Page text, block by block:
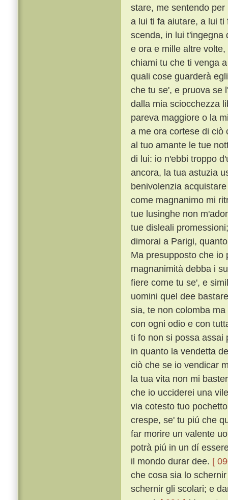
stare, me sentendo
a lui ti fa aiutare, a lui
scenda, in lui t'ingegna
e ora e mille altre
chiami tu che ti venga
quali cose guarderà
che tu se', e pruova se
dalla mia sciocchezza
pareva maggiore o la
a me ora cortese di ciò
al tuo amante le tue
di lui: io n'ebbi troppo
ancora, la tua astuzia
benivolenzia
come magnanimo mi
tue lusinghe non
tue disleali
dimorai a Parigi,
Ma presupposto che io
magnanimità debba i
fiere come tu se', e
uomini quel dee
sia, te non colomba
con ogni odio e con
ti fo non si possa assai
in quanto la vendetta
ciò che se io vendicar
la tua vita non mi
che io ucciderei una
via cotesto tuo
crespe, se' tu piú che
far morire un valente
potrà piú in un dí
il mondo durar dee. [
che cosa sia lo
schernir gli scolari; e